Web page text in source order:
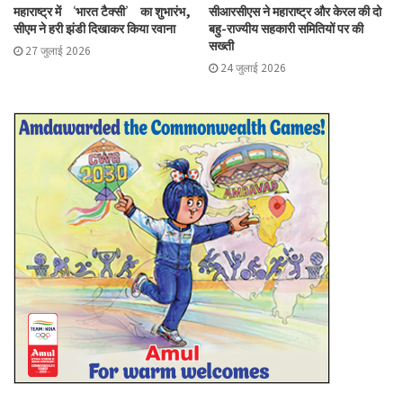
महाराष्ट्र में ‘भारत टैक्सी’ का शुभारंभ,
सीएम ने हरी झंडी दिखाकर किया रवाना
27 जुलाई 2026
सीआरसीएस ने महाराष्ट्र और केरल की दो
बहु-राज्यीय सहकारी समितियों पर की
सख्ती
24 जुलाई 2026